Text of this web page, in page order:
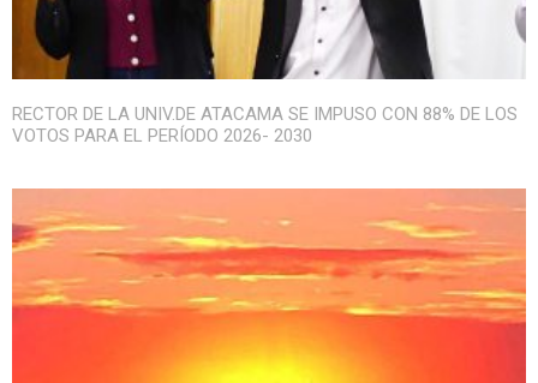
RECTOR DE LA UNIV.DE ATACAMA SE IMPUSO CON 88% DE LOS
VOTOS PARA EL PERÍODO 2026- 2030